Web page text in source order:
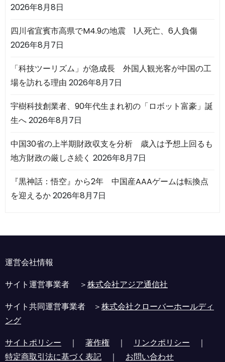
2026年8月8日
四川省宜賓市高県でM4.9の地震 1人死亡、6人負傷
2026年8月7日
「科技ツーリズム」が急成長 外国人観光客が中国の工
場を訪れる理由 2026年8月7日
宇樹科技創業者、90年代生まれ初の「ロボット富豪」誕
生へ2026年8月7日
中国30省の上半期財政収支を分析 歳入は予想上回るも
地方財政の厳しさ続く 2026年8月7日
『黒神話：悟空』から2年 中国産AAAゲームは転換点
を迎えるか2026年8月7日
運営会社情報
サイト運営事業者 ＞株式会社アジア通信社
サイト共同運営事業者 ＞株式会社クローバーホールディ
ング
サイトポリシー ｜ 著作権 ｜ リンクポリシー ｜
特定商取引法に基づく表記 ｜ お問い合わせ